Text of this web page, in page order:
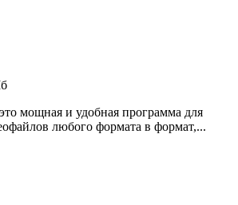
мощная и удобная программа для
любого формата в формат,...